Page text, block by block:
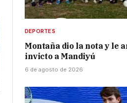
DEPORTES
Montaña dio la nota y le
invicto a Mandiyú
6 de agosto de 2026